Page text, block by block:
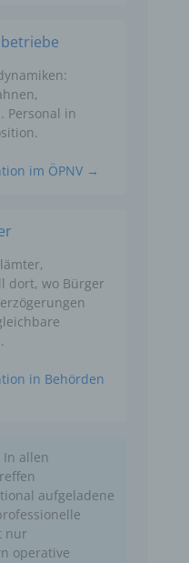
Personal in
im ÖPNV →
dort, wo Bürger
in Behörden
In allen
aufgeladene
nur
operative